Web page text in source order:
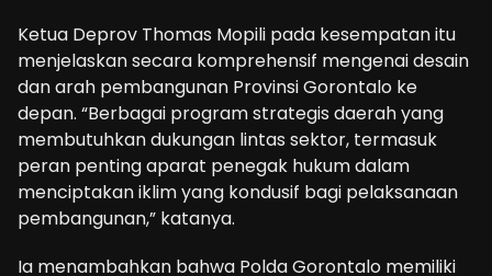
Ketua Deprov Thomas Mopili pada kesempatan itu
menjelaskan secara komprehensif mengenai desain
dan arah pembangunan Provinsi Gorontalo ke
depan. “Berbagai program strategis daerah yang
membutuhkan dukungan lintas sektor, termasuk
peran penting aparat penegak hukum dalam
menciptakan iklim yang kondusif bagi pelaksanaan
pembangunan,” katanya.
Ia menambahkan bahwa Polda Gorontalo memiliki